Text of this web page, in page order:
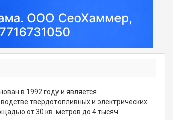
в 1992 году и является
твердотопливных и электрических
от 30 кв. метров до 4 тысяч